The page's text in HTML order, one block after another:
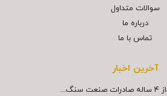
سوالات متداول
درباره ما
تماس با ما
آخرین اخبار